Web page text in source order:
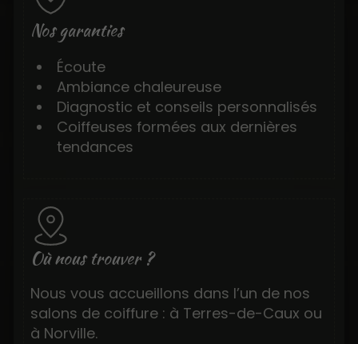
Nos garanties
Écoute
Ambiance chaleureuse
Diagnostic et conseils personnalisés
Coiffeuses formées aux dernières
tendances
Où nous trouver ?
Nous vous accueillons dans l’un de nos
salons de coiffure : à Terres-de-Caux ou
à Norville.